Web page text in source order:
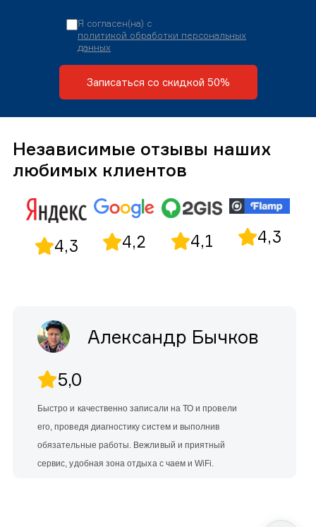
Я согласен(на) с
политикой обработки персональных
данных
Записаться со скидкой 50%
Независимые отзывы наших
любимых клиентов
4,3 4,2 4,1 4,3
Александр Бычков
5,0
Быстро и качественно записали на ТО и провели
его, проведя диагностику систем и выполнив
обязательные работы. Вежливый и приятный
сервис, удобная зона отдыха с чаем и WiFi.